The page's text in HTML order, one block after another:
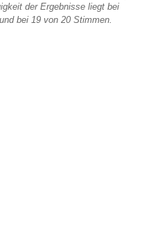
der Ergebnisse liegt bei
bei 19 von 20 Stimmen.